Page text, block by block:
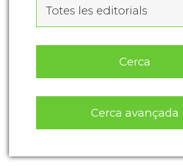
Totes les editorials
Cerca
Cerca avançada